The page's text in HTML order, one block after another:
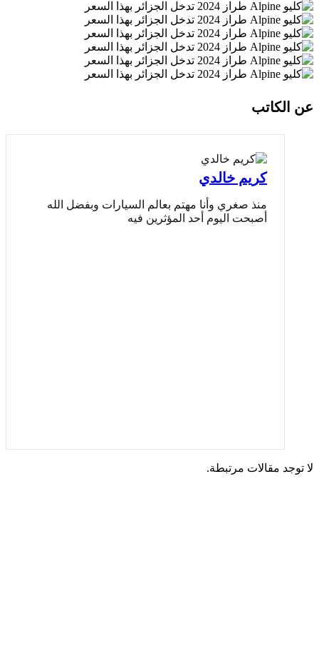
عن الكاتب
كريم خالدي
منذ صغري وأنا مهتم بعالم السيارات وبفضل الله
أصبحت اليوم أحد المؤثرين فيه
لا توجد مقالات مرتبطة.